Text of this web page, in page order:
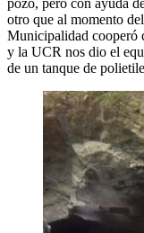
otro que al momento
Municipalidad cooperó
y la UCR nos dio el
de un tanque de